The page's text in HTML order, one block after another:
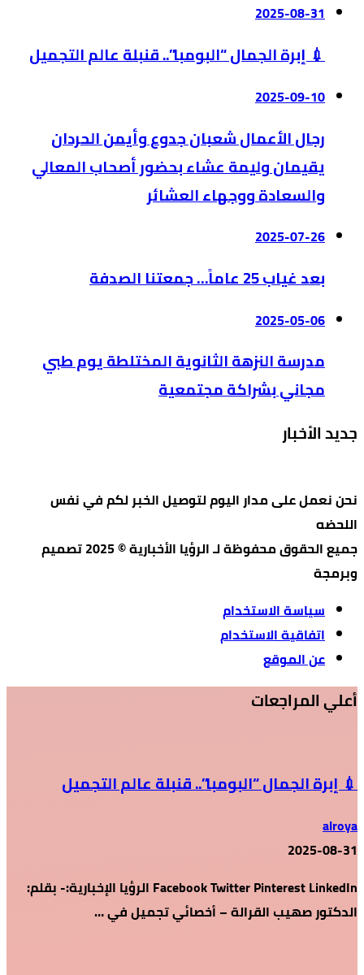
2025-08-31
💉 إبرة الجمال “البومبا”.. قنبلة عالم التجميل
2025-09-10
رجال الأعمال شعبان جدوع وأيمن الحردان
يقيمان وليمة عشاء بحضور أصحاب المعالي
والسعادة ووجهاء العشائر
2025-07-26
بعد غياب 25 عاماً… جمعتنا الصدفة
2025-05-06
مدرسة النزهة الثانوية المختلطة يوم طبي
مجاني بشراكة مجتمعية
جديد الأخبار
نحن نعمل على مدار اليوم لتوصيل الخبر لكم في نفس
اللحضه
جميع الحقوق محفوظة لـ الرؤيا الأخبارية © 2025 تصميم
وبرمجة
سياسة الاستخدام
اتفاقية الاستخدام
عن الموقع
أعلي المراجعات
💉 إبرة الجمال “البومبا”.. قنبلة عالم التجميل
alroya
2025-08-31
Facebook Twitter Pinterest LinkedIn الرؤيا الإخبارية:- بقلم:
الدكتور صهيب القرالة – أخصائي تجميل في …